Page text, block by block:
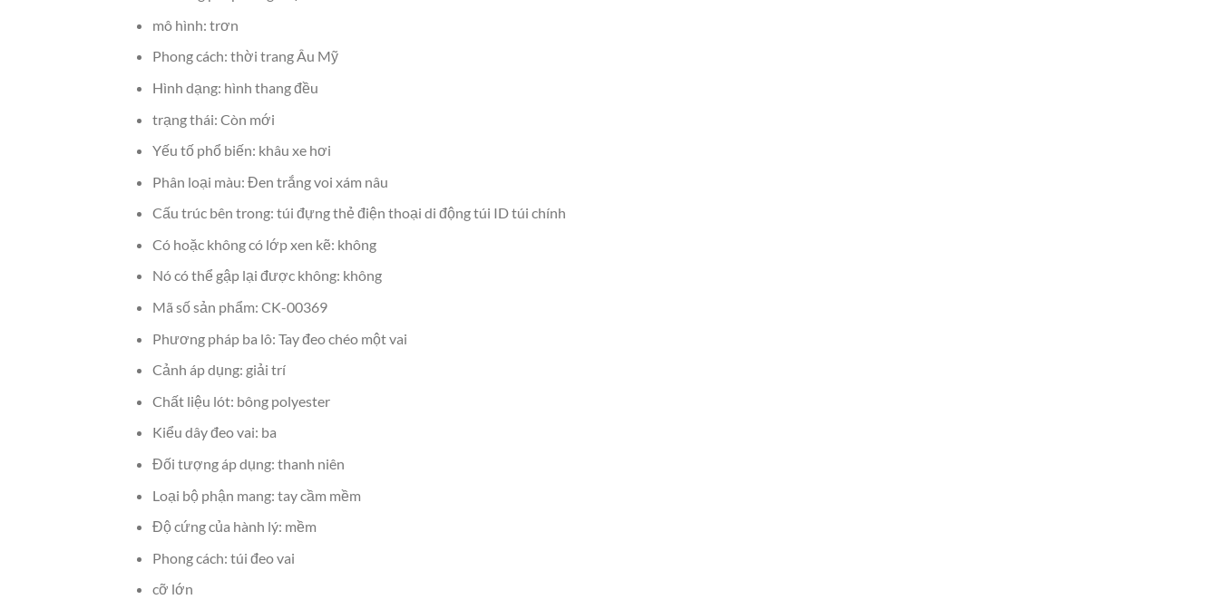
mô hình: trơn
Phong cách: thời trang Âu Mỹ
Hình dạng: hình thang đều
trạng thái: Còn mới
Yếu tố phổ biến: khâu xe hơi
Phân loại màu: Đen trắng voi xám nâu
Cấu trúc bên trong: túi đựng thẻ điện thoại di động túi ID túi chính
Có hoặc không có lớp xen kẽ: không
Nó có thể gập lại được không: không
Mã số sản phẩm: CK-00369
Phương pháp ba lô: Tay đeo chéo một vai
Cảnh áp dụng: giải trí
Chất liệu lót: bông polyester
Kiểu dây đeo vai: ba
Đối tượng áp dụng: thanh niên
Loại bộ phận mang: tay cầm mềm
Độ cứng của hành lý: mềm
Phong cách: túi đeo vai
cỡ lớn